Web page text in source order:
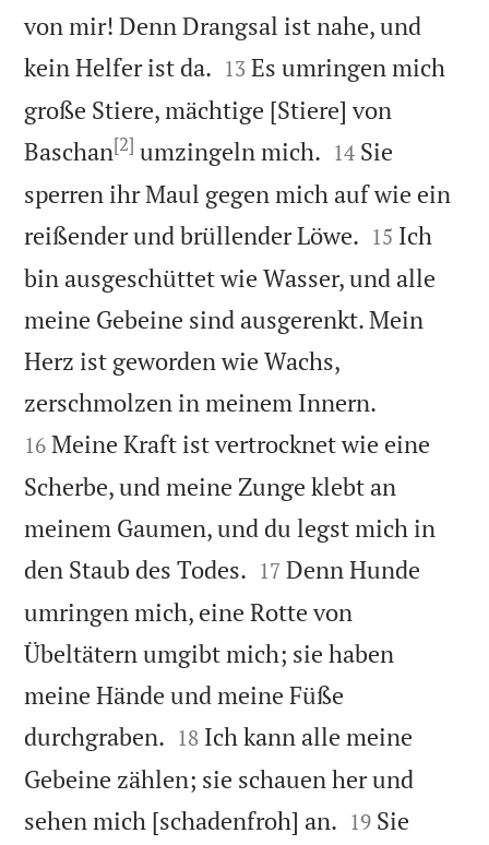
von mir! Denn Drangsal ist nahe, und
kein Helfer ist da. 

13 Es umringen mich
große Stiere, mächtige [Stiere] von
Baschan[2] umzingeln mich. 

14 Sie
sperren ihr Maul gegen mich auf wie ein
reißender und brüllender Löwe. 

15 Ich
bin ausgeschüttet wie Wasser, und alle
meine Gebeine sind ausgerenkt. Mein
Herz ist geworden wie Wachs,
zerschmolzen in meinem Innern.
16 Meine Kraft ist vertrocknet wie eine
Scherbe, und meine Zunge klebt an
meinem Gaumen, und du legst mich in
den Staub des Todes. 

17 Denn Hunde
umringen mich, eine Rotte von
Übeltätern umgibt mich; sie haben
meine Hände und meine Füße
durchgraben. 

18 Ich kann alle meine
Gebeine zählen; sie schauen her und
sehen mich [schadenfroh] an. 

19 Sie